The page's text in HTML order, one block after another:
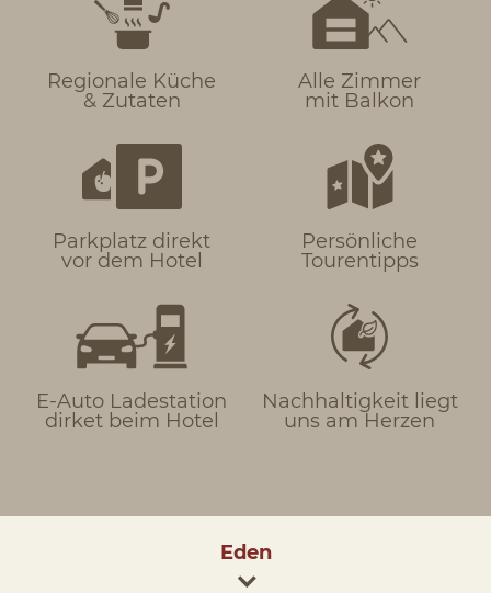
Regionale Küche
& Zutaten
Alle Zimmer
mit Balkon
Parkplatz direkt
vor dem Hotel
Persönliche
Tourentipps
E-Auto Ladestation
dirket beim Hotel
Nachhaltigkeit liegt
uns am Herzen
Eden